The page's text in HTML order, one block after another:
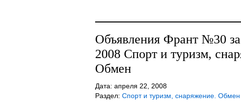
Объявления Франт №30
2008 Спорт и туризм,
Обмен
Дата: апреля 22, 2008
Раздел: Спорт и туризм, снаряжение. Обмен